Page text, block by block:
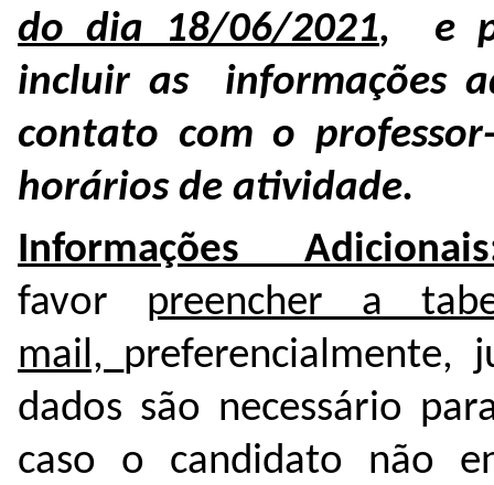
do dia 18/06/2021, e
incluir as informações
contato com o
horários de atividade.
Informações
favor preencher a
mail, preferencialmente,
dados são necessário
caso o candidato não